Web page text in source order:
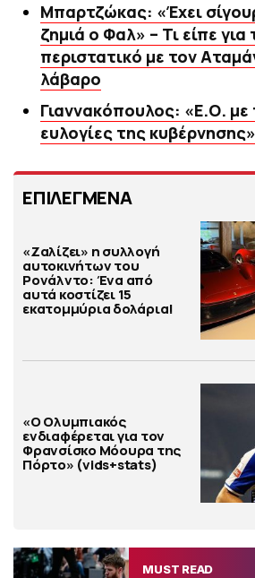
Μπαρτζώκας: «Έχει
ζημιά ο Φαλ» – Τι είπε για
περιστατικό με τον
λάβαρο
Γιαννακόπουλος: «Ε.Ο. με
ευλογίες της κυβέρνησης»
ΕΠΙΛΕΓΜΕΝΑ
«Ζαλίζει» η συλλογή
αυτοκινήτων του
Ρονάλντο: Ένα από
αυτά κοστίζει 15
εκατομμύρια δολάρια!
«Ο Ολυμπιακός
ενδιαφέρεται για τον
Φρανσίσκο Μόουρα της
Πόρτο» (vids+stats)
MUST READ